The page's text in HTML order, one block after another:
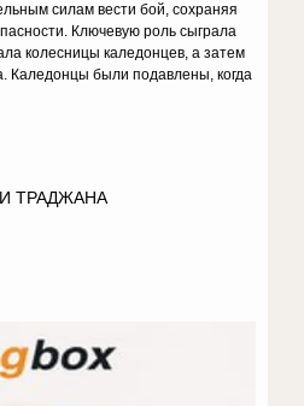
силам вести бой, сохраняя
Ключевую роль сыграла
колесницы каледонцев, а затем
Каледонцы были подавлены, когда
ТРАДЖАНА